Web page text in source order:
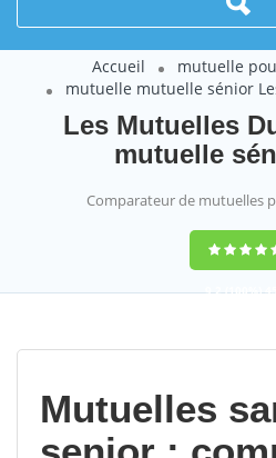
Accueil
mutuelle
mutuelle mutuelle sénior
Les Mutuelles
mutuelle
Comparateur de mutuelles
9,2(100%)
Mutuelles